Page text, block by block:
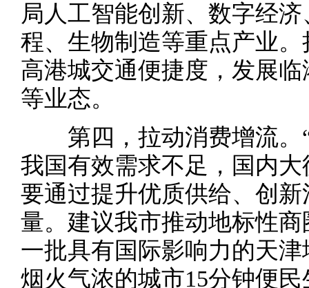
局人工智能创新、数字经
程、生物制造等重点产业
高港城交通便捷度，发展
等业态。
第四，拉动消费增流。“
我国有效需求不足，国内
要通过提升优质供给、创
量。建议我市推动地标性
一批具有国际影响力的天
烟火气浓的城市15分钟便